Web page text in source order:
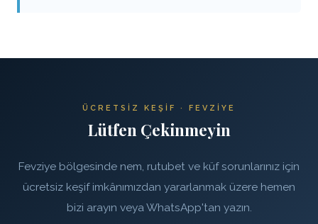
ÜCRETSIZ KEŞIF · FEVZIYE
Lütfen Çekinmeyin
Fevziye bölgesinde nem, rutubet ve küf sorunlarınız için
ücretsiz keşif imkânımızdan yararlanmak üzere hemen
bizi arayın veya WhatsApp'tan yazın.